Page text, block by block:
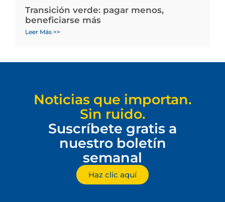
Transición verde: pagar menos,
beneficiarse más
Leer Más >>
Noticias que importan.
Sin ruido.
Suscríbete gratis a
nuestro boletín
semanal
Haz clic aquí